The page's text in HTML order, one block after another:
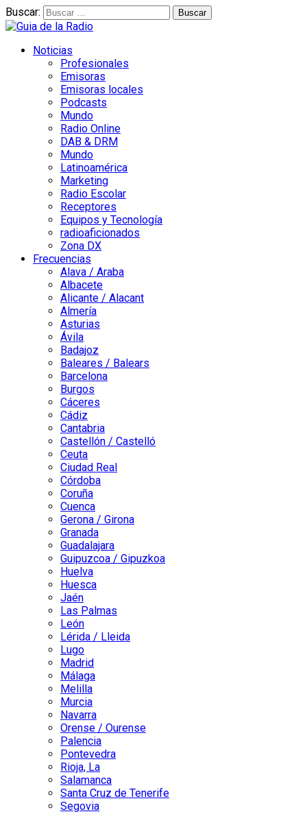
Buscar:
Noticias
Profesionales
Emisoras
Emisoras locales
Podcasts
Mundo
Radio Online
DAB & DRM
Mundo
Latinoamérica
Marketing
Radio Escolar
Receptores
Equipos y Tecnología
radioaficionados
Zona DX
Frecuencias
Alava / Araba
Albacete
Alicante / Alacant
Almería
Asturias
Ávila
Badajoz
Baleares / Balears
Barcelona
Burgos
Cáceres
Cádiz
Cantabria
Castellón / Castelló
Ceuta
Ciudad Real
Córdoba
Coruña
Cuenca
Gerona / Girona
Granada
Guadalajara
Guipuzcoa / Gipuzkoa
Huelva
Huesca
Jaén
Las Palmas
León
Lérida / Lleida
Lugo
Madrid
Málaga
Melilla
Murcia
Navarra
Orense / Ourense
Palencia
Pontevedra
Rioja, La
Salamanca
Santa Cruz de Tenerife
Segovia